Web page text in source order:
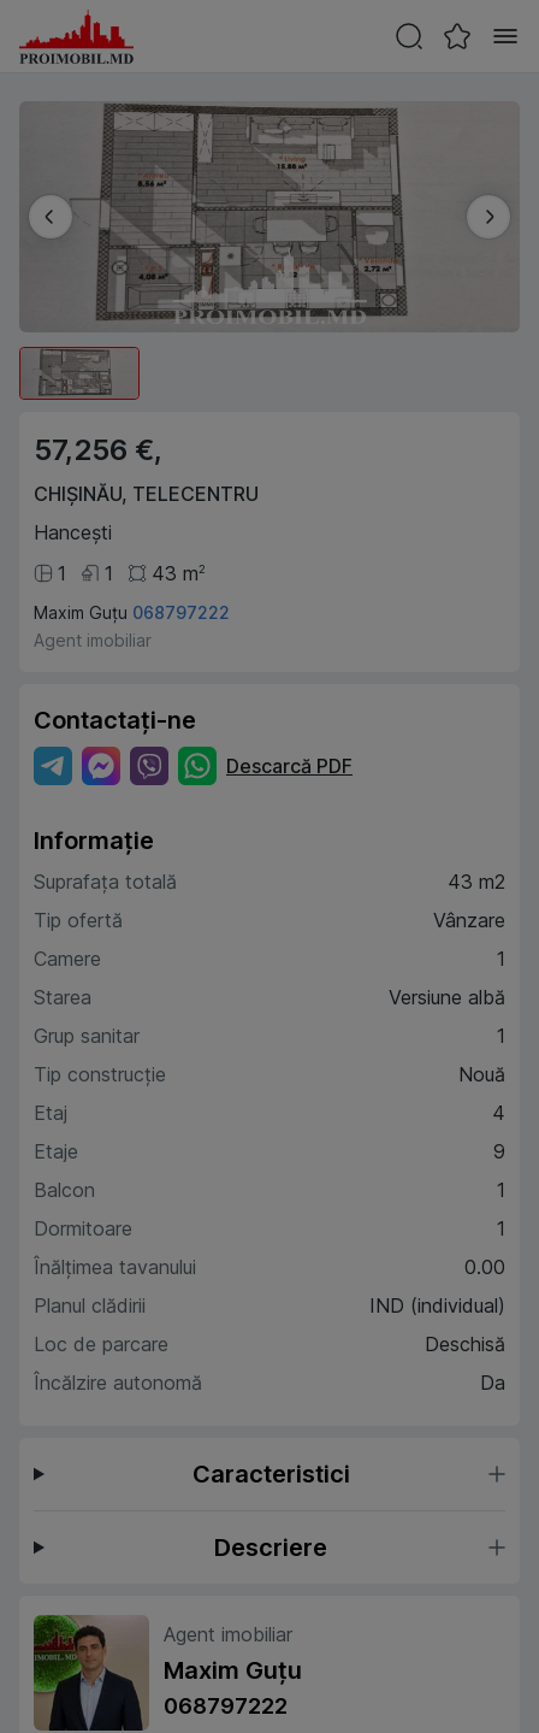
57,256 €,
CHIȘINĂU, TELECENTRU
Hancești
1
1 43 m2
Maxim Guțu 068797222
Agent imobiliar
Contactați-ne
Descarcă PDF
Informație
Suprafața totală
43 m2
Tip ofertă
Vânzare
Camere
1
Starea
Versiune albă
Grup sanitar
1
Tip construcție
Nouă
Etaj
4
Etaje
9
Balcon
1
Dormitoare
1
Înălțimea tavanului
0.00
Planul clădirii
IND (individual)
Loc de parcare
Deschisă
Încălzire autonomă
Da
Caracteristici
Descriere
Agent imobiliar
Maxim Guțu
068797222